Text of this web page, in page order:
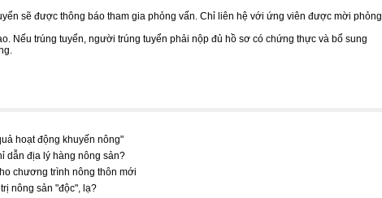
sẽ được thông báo tham gia phỏng vấn. Chỉ liên hệ với ứng viên được mời phỏng
Nếu trúng tuyển, người trúng tuyển phải nộp đủ hồ sơ có chứng thực và bổ sung
hoạt động khuyến nông"
dẫn địa lý hàng nông sản?
chương trình nông thôn mới
nông sản "độc", lạ?